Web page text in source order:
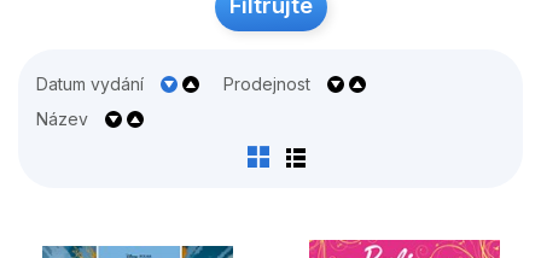
Příroda a zahrada
Společnost, politika
Výchova a pedagogika
Datum vydání
Prodejnost
Název